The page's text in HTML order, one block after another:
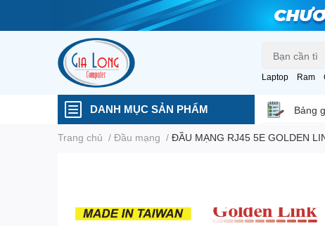
Laptop Ram
DANH MỤC SẢN PHẨM Bảng
Trang chủ / Đầu mạng / ĐẦU MẠNG RJ45 5E GOLDEN